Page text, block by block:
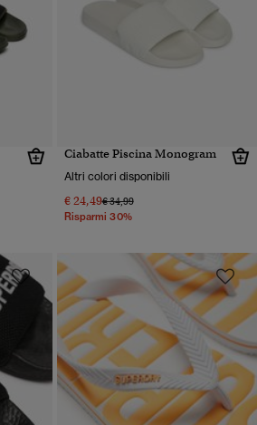
Ciabatte Piscina Monogram
Altri colori disponibili
€ 24,49Prezzo ridotto da
€ 34,99a
Risparmi 30%